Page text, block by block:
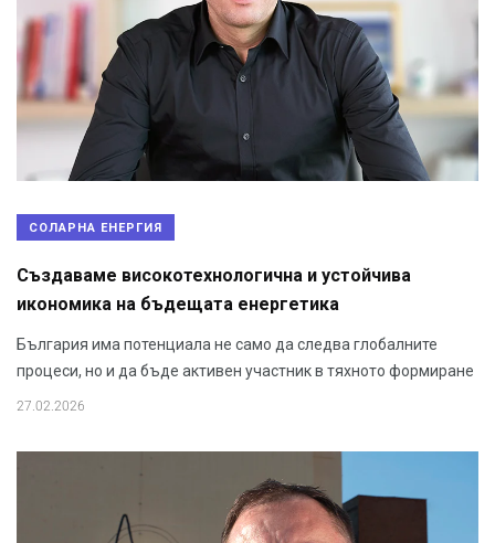
СОЛАРНА ЕНЕРГИЯ
Създаваме високотехнологична и устойчива
икономика на бъдещата енергетика
България има потенциала не само да следва глобалните
процеси, но и да бъде активен участник в тяхното формиране
27.02.2026